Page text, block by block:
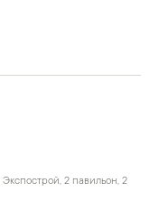
2 павильон, 2